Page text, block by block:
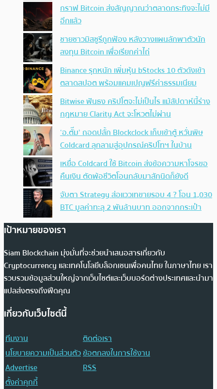
กราฟ Bitcoin ส่งสัญญาณว่าตลาดกระทิงจะไม่มี
อีกแล้ว
ชายชาวมิสซูรีถูกฟ้อง หลังวางแผนลักพาตัวนัก
ลงทุน Bitcoin เพื่อเรียกค่าไถ่
Binance รุกหนัก เพิ่มหุ้น bStocks 10 ตัวดังเข้า
ตลาดสปอต พร้อมแคมเปญฟรีค่าธรรมเนียม
Bitwise ฟันธง คริปโตจะไม่เป็นไร แม้สัปดาห์นี้ร่าง
กฎหมาย Clarity Act จะโหวตไม่ผ่าน
‘อ.ตั๊ม’ ถอดปลั้ก Blockclock เก็บเข้าตู้ หวั่นพิษ
Coldcard ลุกลามสู่อุปกรณ์คริปโทฯ ในบ้าน
เหยื่อ Coldcard ใช้ Bitcoin ส่งข้อความหาโจรขอ
คืนเงิน ตัดพ้อชีวิตโอนกลับมาสักนิดก็ยังดี
จับตา Strategy ส่อแววเทขายรอบ 4 ? โอน 1,030
BTC มูลค่าทะลุ 2 พันล้านบาท ออกจากกระเป๋า
เป้าหมายของเรา
Siam Blockchain มุ่งมั่นที่จะช่วยนำเสนอสารเกี่ยวกับ
Cryptocurrency และเทคโนโลยีบล็อกเชนเพื่อคนไทย ในภาษาไทย เรา
รวบรวมข้อมูลส่วนใหญ่จากเว็บไซต์และเว็บบอร์ดต่างประเทศและนำมา
แปลส่งตรงถึงฟีดคุณ
เกี่ยวกับเว็บไซต์นี้
ทีมงาน
ติดต่อเรา
นโยบายความเป็นส่วนตัวข้อตกลงในการใช้งาน
Advertise
RSS
ตั้งค่าคุกกี้